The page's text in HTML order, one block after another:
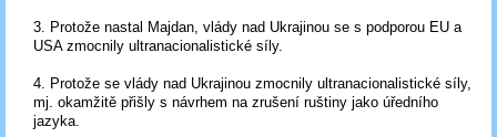
3. Protože nastal Majdan, vlády nad Ukrajinou se s podporou EU a
USA zmocnily ultranacionalistické síly.
4. Protože se vlády nad Ukrajinou zmocnily ultranacionalistické síly,
mj. okamžitě přišly s návrhem na zrušení ruštiny jako úředního
jazyka.